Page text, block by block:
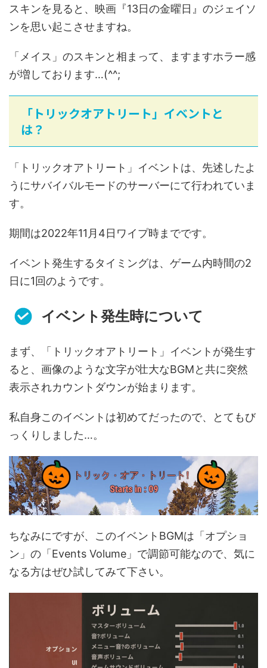
スキンを見ると、映画『13日の金曜日』のジェイソ
ンを思い起こさせますね。
「メイス」のスキンと相まって、ますますホラー感
が増しております…(^^;
「トリックオアトリート」イベントと
は？
「トリックオアトリート」イベントは、先述したよ
うにサバイバルモードのサーバーにて行われていま
す。
期間は2022年11月4日ワイプ時までです。
イベント発生するタイミングは、ゲーム内時間の2
日に1回のようです。
イベント発生時について
まず、「トリックオアトリート」イベントが発生す
ると、画像のような文字が壮大なBGMと共に突然
表示されカウントダウンが始まります。
私自身このイベントは初めてだったので、とてもび
っくりしました…。
ちなみにですが、このイベントBGMは「オプショ
ン」の「Events Volume」で調節可能なので、気に
なる方はぜひ試してみて下さい。